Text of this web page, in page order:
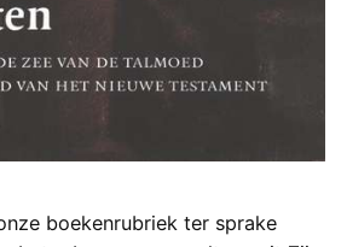
boekenrubriek ter sprake